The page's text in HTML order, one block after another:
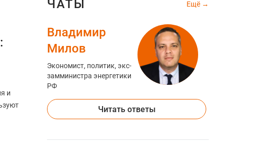
и
ЧАТЫ Ещё
Владимир
Милов
Экономист, политик, экс-
замминистра энергетики
РФ
Читать ответы